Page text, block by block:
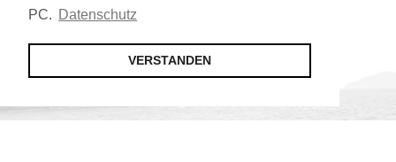
PC. Datenschutz
VERSTANDEN